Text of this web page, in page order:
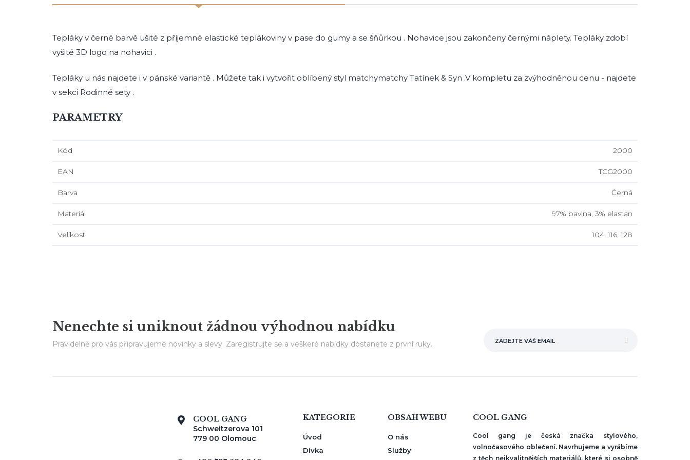
Tepláky v černé barvě ušité z příjemné elastické teplákoviny v pase do gumy a se šňůrkou . Nohavice jsou zakončeny černými náplety. Tepláky zdobí
vyšité 3D logo na nohavici .
Tepláky u nás najdete i v pánské variantě . Můžete tak i vytvořit oblíbený styl matchymatchy Tatínek & Syn .V kompletu za zvýhodněnou cenu - najdete
v sekci Rodinné sety .
PARAMETRY
Kód 2000
EAN TCG2000
Barva Černá
Materiál 97% bavlna, 3% elastan
Velikost 104, 116, 128
Nenechte si uniknout žádnou výhodnou nabídku
Pravidelně pro vás připravujeme novinky a slevy. Zaregistrujte se a veškeré nabídky dostanete z první ruky.
COOL GANG
Schweitzerova 101
779 00 Olomouc
KATEGORIE
Úvod
Dívka
OBSAH WEBU
O nás
Služby
COOL GANG
Cool gang je česká značka stylového,
volnočasového oblečení. Navrhujeme a vyrábíme
z těch nejkvalitnějších materiálů, které si osobně